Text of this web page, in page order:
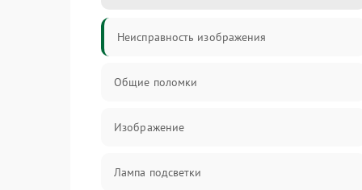
Неисправность изображения
Общие поломки
Изображение
Лампа подсветки